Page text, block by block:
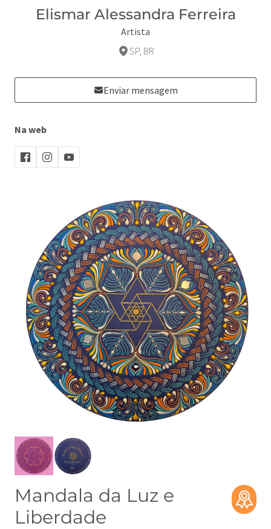
Elismar Alessandra Ferreira
Artista
SP, BR
Enviar mensagem
Na web
Mandala da Luz e
Liberdade